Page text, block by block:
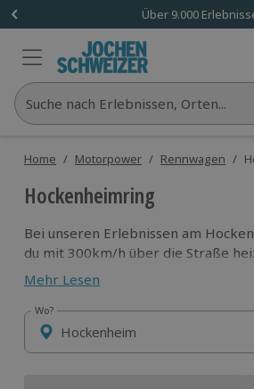
Über 9.000
Suche nach Erlebnissen, Orten...
Home / Motorpower / Rennwagen /
Hockenheimring
Bei unseren Erlebnissen am
du mit 300km/h über die Straße
erhöhst du nicht nur die Drehzahl,
deinen Puls. Ob im Ferrari, Porsche,
dem Motorrad: Fahrspaß bleibt
garantiert nicht auf der Strecke!
Mehr Lesen
Wo?
Wo?